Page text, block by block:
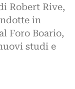
Robert Rive,
in
Foro Boario,
studi e